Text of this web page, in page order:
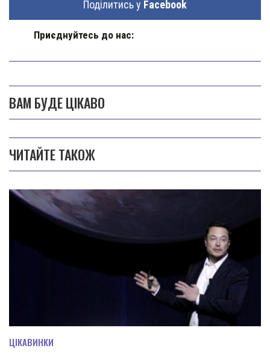
Поділитись у Facebook
Приєднуйтесь до нас:
ВАМ БУДЕ ЦІКАВО
ЧИТАЙТЕ ТАКОЖ
ЦІКАВИНКИ